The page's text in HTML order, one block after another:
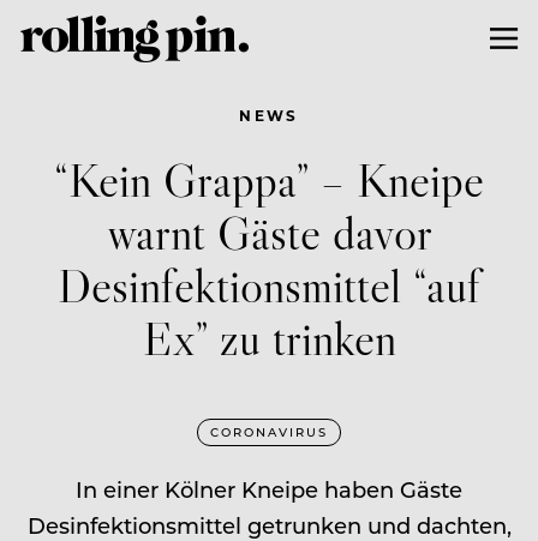
NEWS
“Kein Grappa” – Kneipe
warnt Gäste davor
Desinfektionsmittel “auf
Ex” zu trinken
CORONAVIRUS
In einer Kölner Kneipe haben Gäste
Desinfektionsmittel getrunken und dachten,